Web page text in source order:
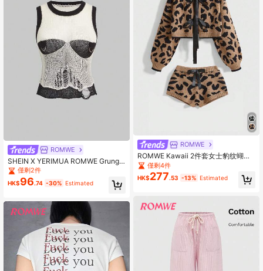
ROMWE
SHEIN X YERIMUA ROMWE Grunge
Punk 性感镂空撞色针织女式毛衣
僅剩2件
HK$96.74 -30% Estimated
ROMWE
ROMWE Kawaii 2件套女士豹纹蝴蝶
结装饰毛衣
僅剩4件
HK$277.53 -13% Estimated